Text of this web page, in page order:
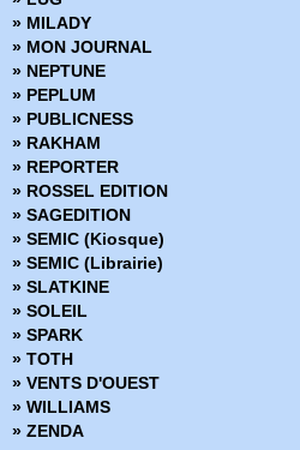
› 107 - 108
› 109 - 110
› 111 - 112
› 113 - 114
› 115 - 116
› 117 - 118
› 119 - 120
› 121 - 122
› 123 - 124
› 125 - 126
› 127 - 128
› 129 - 130
› 131 - 132
› 133 - 134
› 135 - 136
› 137 - 138
› 139 - 140
› 141 - 142
› 143 - 144
» MILADY
» MON JOURNAL
» NEPTUNE
» PEPLUM
» PUBLICNESS
» RAKHAM
» REPORTER
» ROSSEL EDITION
» SAGEDITION
» SEMIC (Kiosque)
» SEMIC (Librairie)
» SLATKINE
» SOLEIL
» SPARK
» TOTH
» VENTS D'OUEST
» WILLIAMS
» ZENDA